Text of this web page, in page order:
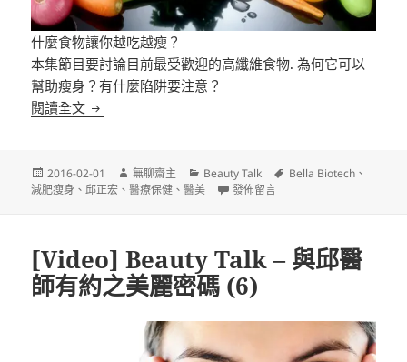
什麼食物讓你越吃越瘦？
本集節目要討論目前最受歡迎的高纖維食物. 為何它可以
幫助瘦身？有什麼陷阱要注意？
閱讀全文 [Video] Beauty Talk – 與邱醫師有約之瘦身 Easy
發
佈
2016-02-01
作
者
無聊齋主
分
類
Beauty Talk
標
Bella Biotech 、
減肥瘦身 、邱正宏 、醫療保健 、醫美 在〈[Video] Beauty Talk – 與邱醫
發佈留言
[Video] Beauty Talk – 與邱醫
師有約之美麗密碼 (6)